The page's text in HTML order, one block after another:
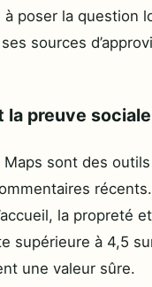
poser la question
sources
preuve sociale
sont des
la propreté
supérieure à 4,5
une valeur sûre.